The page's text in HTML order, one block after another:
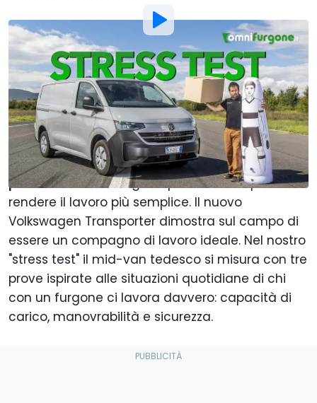
Foto di:Motor1.com
Di:Francesco Stazi
4 Dic 2025alle17:00
Aggiungi Motor1.com alle
fonti preferite su Google
Spazioso quando serve, agile anche negli spazi
più strettie tecnologico quanto basta per
rendere il lavoro più semplice. Il nuovo
Volkswagen Transporter dimostra sul campo di
essere un compagno di lavoro ideale. Nel nostro
"stress test" il mid-van tedesco si misura con tre
prove ispirate alle situazioni quotidiane di chi
con un furgone ci lavora davvero: capacità di
carico, manovrabilità e sicurezza.